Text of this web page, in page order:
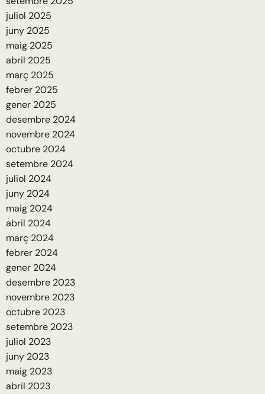
juliol 2025
juny 2025
maig 2025
abril 2025
març 2025
febrer 2025
gener 2025
desembre 2024
novembre 2024
octubre 2024
setembre 2024
juliol 2024
juny 2024
maig 2024
abril 2024
març 2024
febrer 2024
gener 2024
desembre 2023
novembre 2023
octubre 2023
setembre 2023
juliol 2023
juny 2023
maig 2023
abril 2023